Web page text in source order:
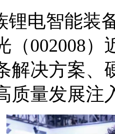
锂电智能装
（002008
解决方案、
质量发展注